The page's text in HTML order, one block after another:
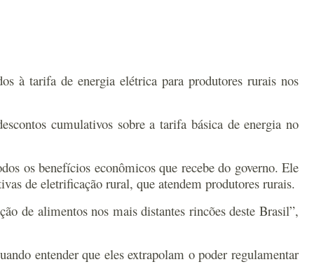
à tarifa de energia elétrica para produtores rurais nos
cumulativos sobre a tarifa básica de energia no
os benefícios econômicos que recebe do governo. Ele
de eletrificação rural, que atendem produtores rurais.
de alimentos nos mais distantes rincões deste Brasil”,
entender que eles extrapolam o poder regulamentar